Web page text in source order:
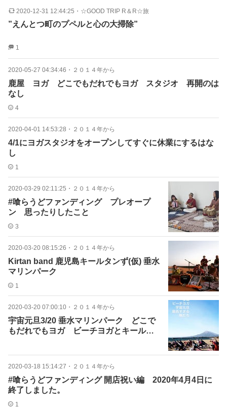
2020-12-31 12:44:25 ・ ☆GOOD TRIP R＆R☆旅
”えんとつ町のプペルと心の大掃除”
1
2020-05-27 04:34:46 ・ ２０１４年から
鹿屋 ヨガ どこでもだれでもヨガ スタジオ 再開のは
なし
4
2020-04-01 14:53:28 ・ ２０１４年から
4/1にヨガスタジオをオープンしてすぐに休業にするはな
し
1
2020-03-29 02:11:25 ・ ２０１４年から
#喰らうどファンディング プレオープ
ン 思ったりしたこと
3
2020-03-20 08:15:26 ・ ２０１４年から
Kirtan band 鹿児島キールタンず(仮) 垂水
マリンパーク
1
2020-03-20 07:00:10 ・ ２０１４年から
宇宙元旦3/20 垂水マリンパーク どこで
もだれでもヨガ ビーチヨガとキールタ
2020-03-18 15:14:27 ・ ２０１４年から
#喰らうどファンディング 開店祝い編 2020年4月4日に
終了しました。
1